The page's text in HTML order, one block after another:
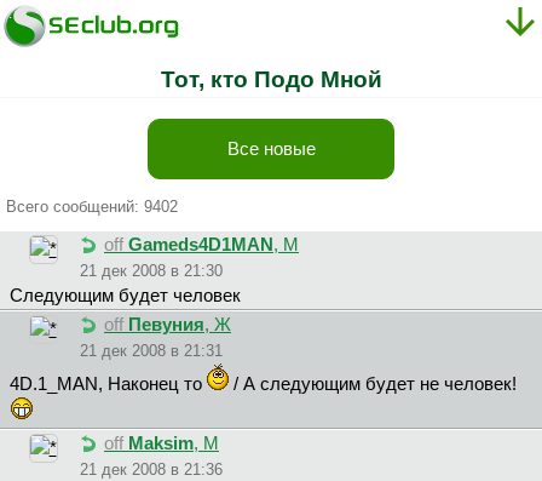
Тот, кто Подо Мной
Все новые
Всего сообщений: 9402
off Gameds4D1MAN , М
21 дек 2008 в 21:30
Следующим будет человек
off Певуния, Ж
21 дек 2008 в 21:31
4D.1_MAN, Наконец то / А следующим будет не человек!
off Maksim, М
21 дек 2008 в 21:36